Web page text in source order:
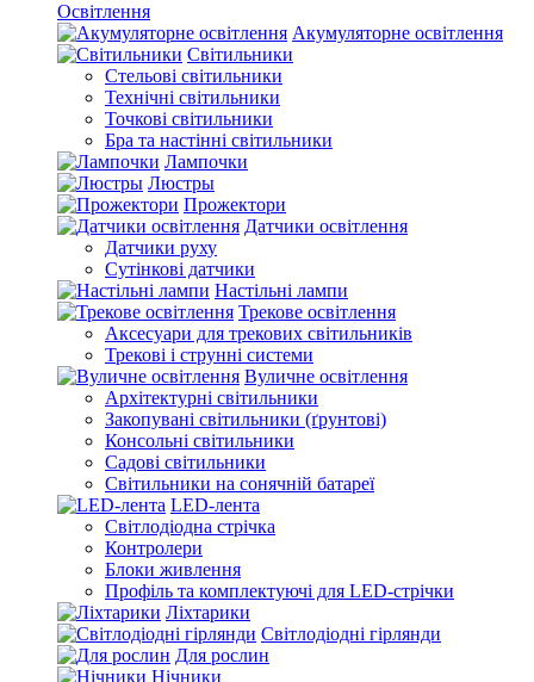
Освітлення
Акумуляторне освітлення
Світильники
Стельові світильники
Технічні світильники
Точкові світильники
Бра та настінні світильники
Лампочки
Люстры
Прожектори
Датчики освітлення
Датчики руху
Сутінкові датчики
Настільні лампи
Трекове освітлення
Аксесуари для трекових світильників
Трекові і струнні системи
Вуличне освітлення
Архітектурні світильники
Закопувані світильники (ґрунтові)
Консольні світильники
Садові світильники
Світильники на сонячній батареї
LED-лента
Світлодіодна стрічка
Контролери
Блоки живлення
Профіль та комплектуючі для LED-стрічки
Ліхтарики
Світлодіодні гірлянди
Для рослин
Нічники